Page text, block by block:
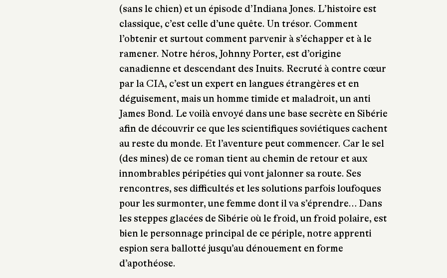
(sans le chien) et un épisode d’Indiana Jones. L’histoire est
classique, c’est celle d’une quête. Un trésor. Comment
l’obtenir et surtout comment parvenir à s’échapper et à le
ramener. Notre héros, Johnny Porter, est d’origine
canadienne et descendant des Inuits. Recruté à contre cœur
par la CIA, c’est un expert en langues étrangères et en
déguisement, mais un homme timide et maladroit, un anti
James Bond. Le voilà envoyé dans une base secrète en Sibérie
afin de découvrir ce que les scientifiques soviétiques cachent
au reste du monde. Et l’aventure peut commencer. Car le sel
(des mines) de ce roman tient au chemin de retour et aux
innombrables péripéties qui vont jalonner sa route. Ses
rencontres, ses difficultés et les solutions parfois loufoques
pour les surmonter, une femme dont il va s’éprendre… Dans
les steppes glacées de Sibérie où le froid, un froid polaire, est
bien le personnage principal de ce périple, notre apprenti
espion sera ballotté jusqu’au dénouement en forme
d’apothéose.